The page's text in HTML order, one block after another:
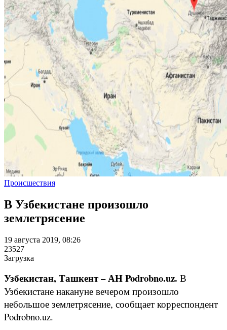
Происшествия
В Узбекистане произошло
землетрясение
19 августа 2019, 08:26
23527
Загрузка
Узбекистан, Ташкент – АН Podrobno.uz. В
Узбекистане накануне вечером произошло
небольшое землетрясение, сообщает корреспондент
Podrobno.uz.